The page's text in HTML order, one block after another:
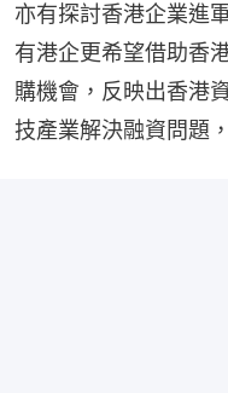
亦有探討香港企業進
有港企更希望借助香
購機會，反映出香港
技產業解決融資問題